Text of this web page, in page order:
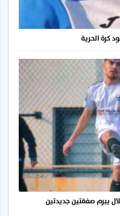
كرة الحرية
يبرم صفقتين جديدتين